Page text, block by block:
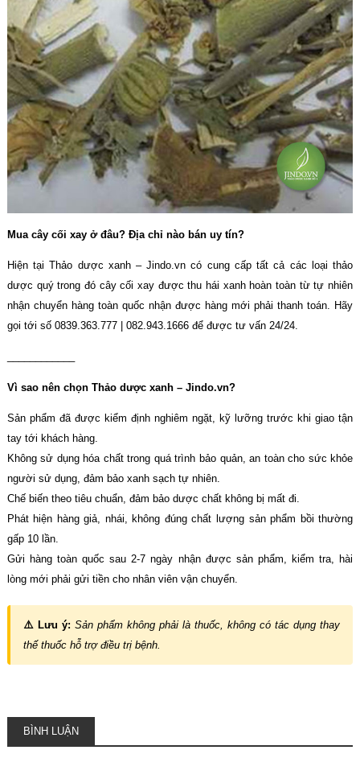
Mua cây cối xay ở đâu? Địa chỉ nào bán uy tín?
Hiện tại Thảo dược xanh – Jindo.vn có cung cấp tất cả các loại thảo
dược quý trong đó cây cối xay được thu hái xanh hoàn toàn từ tự nhiên
nhận chuyển hàng toàn quốc nhận được hàng mới phải thanh toán. Hãy
gọi tới số 0839.363.777 | 082.943.1666 để được tư vấn 24/24.
Vì sao nên chọn Thảo dược xanh – Jindo.vn?
Sản phẩm đã được kiểm định nghiêm ngặt, kỹ lưỡng trước khi giao tận
tay tới khách hàng.
Không sử dụng hóa chất trong quá trình bảo quản, an toàn cho sức khỏe
người sử dụng, đảm bảo xanh sạch tự nhiên.
Chế biến theo tiêu chuẩn, đảm bảo dược chất không bị mất đi.
Phát hiện hàng giả, nhái, không đúng chất lượng sản phẩm bồi thường
gấp 10 lần.
Gửi hàng toàn quốc sau 2-7 ngày nhận được sản phẩm, kiểm tra, hài
lòng mới phải gửi tiền cho nhân viên vận chuyển.
⚠️ Lưu ý: Sản phẩm không phải là thuốc, không có tác dụng thay
thế thuốc hỗ trợ điều trị bệnh.
BÌNH LUẬN